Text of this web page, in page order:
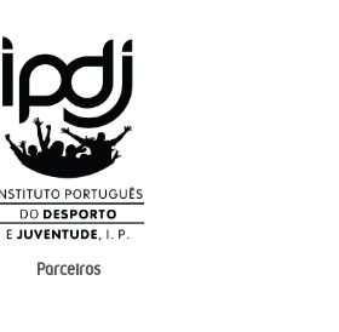
Parceiros